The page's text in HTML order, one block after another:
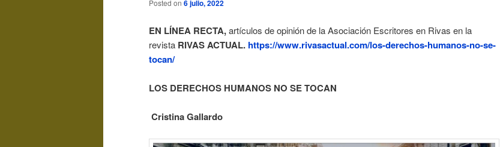
Posted on 6 julio, 2022
EN LÍNEA RECTA,artículos de opinión de la Asociación Escritores en Rivas en la
revista RIVAS ACTUAL. https://www.rivasactual.com/los-derechos-humanos-no-se-
tocan/
LOS DERECHOS HUMANOS NO SE TOCAN
Cristina Gallardo